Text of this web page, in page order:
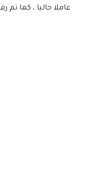
عاملا حاليا ، كما تم رفد السوق المحلية ( 828) طنا